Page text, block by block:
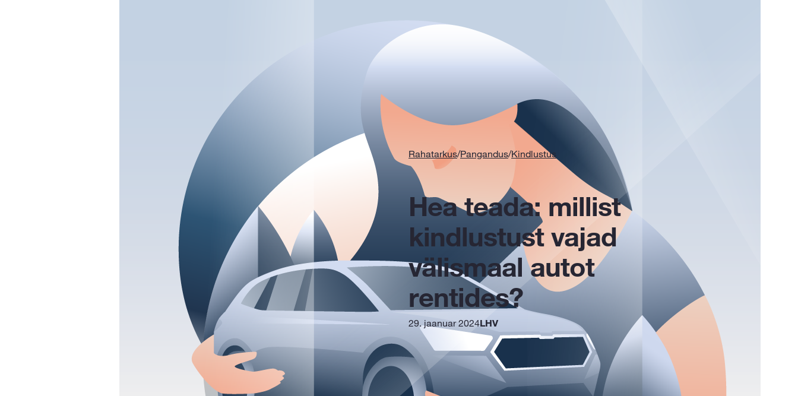
Rahatarkus/Pangandus/Kindlustus
Hea teada: millist
kindlustust vajad
välismaal autot
rentides?
29. jaanuar 2024LHV